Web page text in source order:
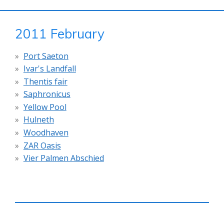
2011 February
Port Saeton
Ivar's Landfall
Thentis fair
Saphronicus
Yellow Pool
Hulneth
Woodhaven
ZAR Oasis
Vier Palmen Abschied